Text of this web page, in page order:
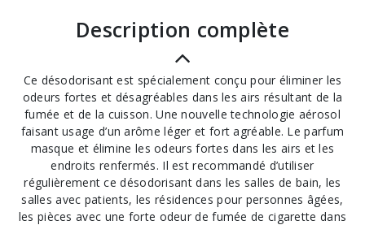
description complète
Ce désodorisant est spécialement conçu pour éliminer les
odeurs fortes et désagréables dans les airs résultant de la
fumée et de la cuisson. Une nouvelle technologie aérosol
faisant usage d’un arôme léger et fort agréable. Le parfum
masque et élimine les odeurs fortes dans les airs et les
endroits renfermés. Il est recommandé d’utiliser
régulièrement ce désodorisant dans les salles de bain, les
salles avec patients, les résidences pour personnes âgées,
les pièces avec une forte odeur de fumée de cigarette dans